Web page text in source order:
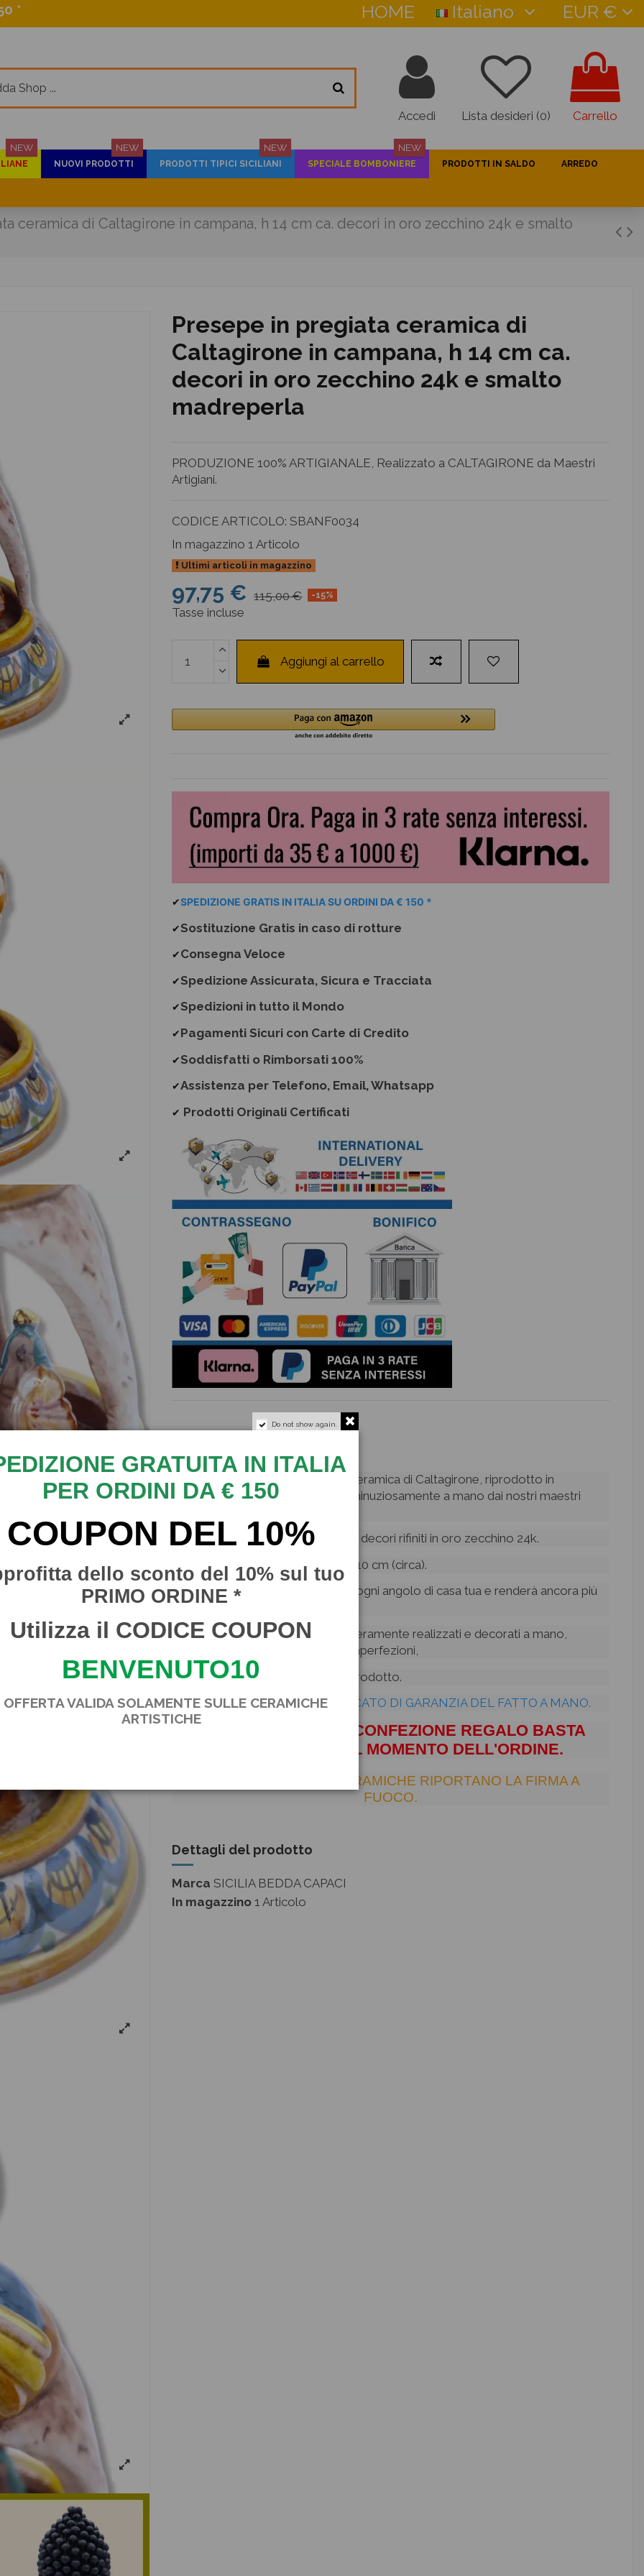
* HOME Italiano EUR €
Accedi Lista desideri (0) Carrello
NEW
NUOVI PRODOTTI
NEW
PRODOTTI TIPICI SICILIANI
NEW
SPECIALE BOMBONIERE
NEW
PRODOTTI IN SALDO ARREDO
ceramica di Caltagirone in campana, h 14 cm ca. decori in oro zecchino 24k e smalto
Presepe in pregiata ceramica di
Caltagirone in campana, h 14 cm ca.
decori in oro zecchino 24k e smalto
madreperla
PRODUZIONE 100% ARTIGIANALE, Realizzato a CALTAGIRONE da Maestri
Artigiani.
CODICE ARTICOLO: SBANF0034
In magazzino 1 Articolo
Ultimi articoli in magazzino
97,75 € 115,00 € -15%
Tasse incluse
Aggiungi al carrello
✔SPEDIZIONE GRATIS IN ITALIA SU ORDINI DA € 150 *
✔Sostituzione Gratis in caso di rotture
✔Consegna Veloce
✔Spedizione Assicurata, Sicura e Tracciata
✔Spedizioni in tutto il Mondo
✔Pagamenti Sicuri con Carte di Credito
✔Soddisfatti o Rimborsati 100%
✔Assistenza per Telefono, Email, Whatsapp
✔ Prodotti Originali Certificati
Splendido Presepe artigianale in ceramica di Caltagirone, riprodotto in
campana, realizzato e decorato minuziosamente a mano dai nostri maestri
Presepe smaltato in madreperla e decori rifiniti in oro zecchino 24k.
Misure: Altezza: 14 cm, larghezza 10 cm (circa).
Presepe che decorerà con gusto ogni angolo di casa tua e renderà ancora più
prezioso e magico, il tuo Natale.
Trattandosi di articoli artigianali interamente realizzati e decorati a mano,
qualora ci fossero delle piccole imperfezioni,
queste denotano l'originalità del prodotto.
VIENE FORNITO IL CERTIFICATO DI GARANZIA DEL FATTO A MANO.
SE PREFERITE UNA CONFEZIONE REGALO BASTA
COMUNICARLO AL MOMENTO DELL'ORDINE.
TUTTE LE NOSTRE CERAMICHE RIPORTANO LA FIRMA A
FUOCO.
Dettagli del prodotto
Marca SICILIA BEDDA CAPACI
In magazzino 1 Articolo
Do not show again.
GRATUITA IN ITALIA
PER ORDINI DA € 150
COUPON DEL 10%
dello sconto del 10% sul tuo
PRIMO ORDINE *
Utilizza il CODICE COUPON
BENVENUTO10
OFFERTA VALIDA SOLAMENTE SULLE CERAMICHE
ARTISTICHE